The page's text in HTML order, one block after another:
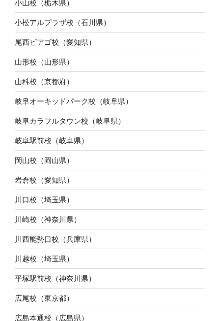
小山校（栃木県）
小松アルプラザ校（石川県）
尾西ピアゴ校（愛知県）
山形校（山形県）
山科校（京都府）
岐阜オーキッドパーク校（岐阜県）
岐阜カラフルタウン校（岐阜県）
岐阜駅前校（岐阜県）
岡山校（岡山県）
岩倉校（愛知県）
川口校（埼玉県）
川崎校（神奈川県）
川西能勢口校（兵庫県）
川越校（埼玉県）
平塚駅前校（神奈川県）
広尾校（東京都）
広島本通校（広島県）